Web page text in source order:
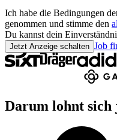
Ich habe die Bedingungen
genommen und stimme den
Du kannst dein
Jetzt Anzeige schalten Job
Darum lohnt sich